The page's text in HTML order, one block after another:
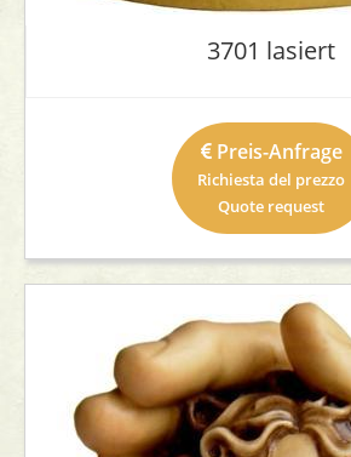
3701 lasiert
Preis-Anfrage
Richiesta del prezzo
Quote request